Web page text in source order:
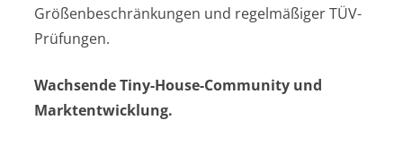
Größenbeschränkungen und regelmäßiger TÜV-
Prüfungen.
Wachsende Tiny-House-Community und
Marktentwicklung.